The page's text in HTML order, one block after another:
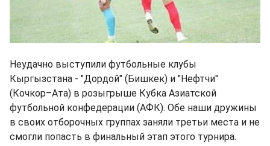
Неудачно выступили футбольные клубы
Кыргызстана - "Дордой" (Бишкек) и "Нефтчи"
(Кочкор–Ата) в розыгрыше Кубка Азиатской
футбольной конфедерации (АФК). Обе наши дружины
в своих отборочных группах заняли третьи места и не
смогли попасть в финальный этап этого турнира.